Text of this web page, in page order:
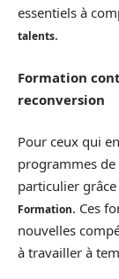
essentiels à
talents.
Formation
reconversion
Pour ceux qui
programmes
particulier
Formation. Ces
nouvelles
à travailler à